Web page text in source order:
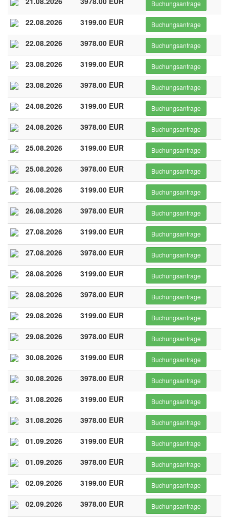
Buchungsanfrage
22.08.2026 3199.00 EUR Buchungsanfrage
22.08.2026 3978.00 EUR Buchungsanfrage
23.08.2026 3199.00 EUR Buchungsanfrage
23.08.2026 3978.00 EUR Buchungsanfrage
24.08.2026 3199.00 EUR Buchungsanfrage
24.08.2026 3978.00 EUR Buchungsanfrage
25.08.2026 3199.00 EUR Buchungsanfrage
25.08.2026 3978.00 EUR Buchungsanfrage
26.08.2026 3199.00 EUR Buchungsanfrage
26.08.2026 3978.00 EUR Buchungsanfrage
27.08.2026 3199.00 EUR Buchungsanfrage
27.08.2026 3978.00 EUR Buchungsanfrage
28.08.2026 3199.00 EUR Buchungsanfrage
28.08.2026 3978.00 EUR Buchungsanfrage
29.08.2026 3199.00 EUR Buchungsanfrage
29.08.2026 3978.00 EUR Buchungsanfrage
30.08.2026 3199.00 EUR Buchungsanfrage
30.08.2026 3978.00 EUR Buchungsanfrage
31.08.2026 3199.00 EUR Buchungsanfrage
31.08.2026 3978.00 EUR Buchungsanfrage
01.09.2026 3199.00 EUR Buchungsanfrage
01.09.2026 3978.00 EUR Buchungsanfrage
02.09.2026 3199.00 EUR Buchungsanfrage
02.09.2026 3978.00 EUR Buchungsanfrage